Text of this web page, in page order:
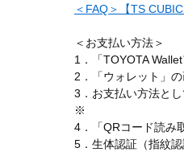
＜FAQ＞【TS
＜お支払い方法＞
1．「TOYOTA
2．「ウォレット」
3．お支払い方法と
※
4．「QRコード読み
5．生体認証（指紋